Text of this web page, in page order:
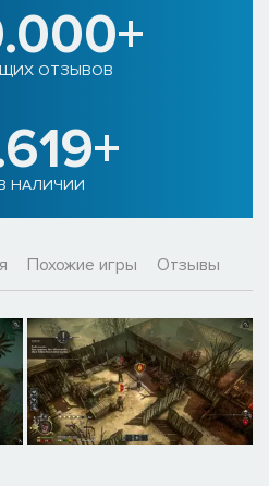
ОТЗЫВОВ
НАЛИЧИИ
Похожие игры Отзывы